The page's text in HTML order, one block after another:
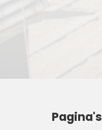
Pagina's